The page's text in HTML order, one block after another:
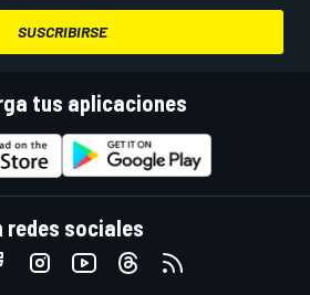
SUSCRIBIRSE
tus aplicaciones
redes sociales